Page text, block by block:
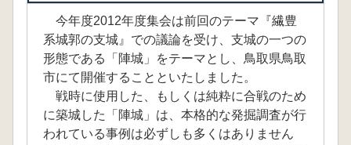
今年度2012年度集会は前回のテーマ『繊豊
系城郭の支城』での議論を受け、支城の一つの
形態である「陣城」をテーマとし、鳥取県鳥取
市にて開催することといたしました。
戦時に使用した、もしくは純粋に合戦のため
に築城した「陣城」は、本格的な発掘調査が行
われている事例は必ずしも多くはありません